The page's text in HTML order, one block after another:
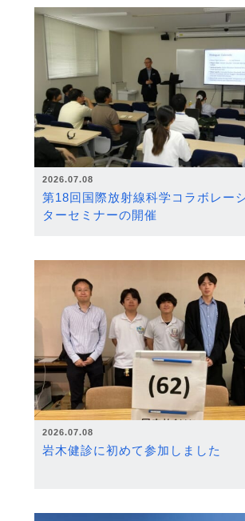
2026.07.08
第18回国際放射線科学コラボレー
ターセミナーの開催
2026.07.08
岩木健診に初めて参加しました